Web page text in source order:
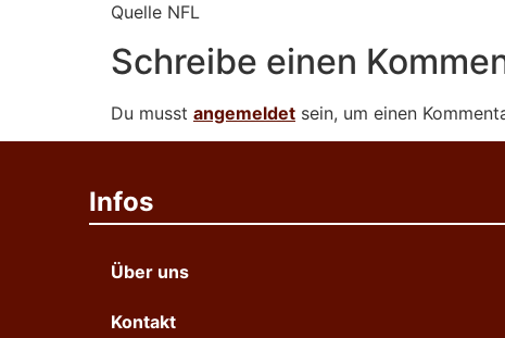
Quelle NFL
Schreibe einen
Du musst angemeldet sein, um einen
Infos
Über uns
Kontakt